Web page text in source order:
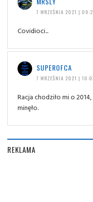
7 WRZEŚNIA 2021 |
Covidioci...
SUPEROFCA
7 WRZEŚNIA 2021 |
Racja chodziło mi o
minęło.
REKLAMA